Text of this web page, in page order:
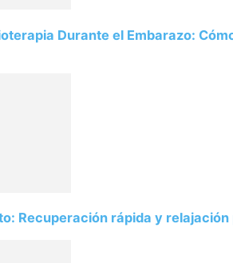
Durante el Embarazo:
Recuperación rápida y relajación